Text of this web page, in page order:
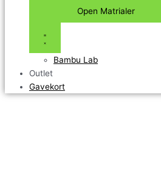
Open Matrialer
Bambu Lab
Outlet
Gavekort